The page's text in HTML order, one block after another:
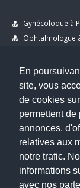
En
site, vous
de cookies
permettent
annonces,
relatives aux
notre trafic.
informations
avec nos
Gynécoloque à
Ophtalmologue
Dentiste à Paris
Copyright © 2026 .
Nous contacter